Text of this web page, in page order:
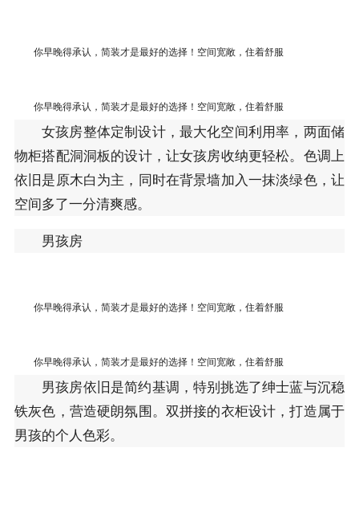
你早晚得承认，简装才是最好的选择！空间宽敞，住着舒服
你早晚得承认，简装才是最好的选择！空间宽敞，住着舒服
女孩房整体定制设计，最大化空间利用率，两面储
物柜搭配洞洞板的设计，让女孩房收纳更轻松。色调上
依旧是原木白为主，同时在背景墙加入一抹淡绿色，让
空间多了一分清爽感。
男孩房
你早晚得承认，简装才是最好的选择！空间宽敞，住着舒服
你早晚得承认，简装才是最好的选择！空间宽敞，住着舒服
男孩房依旧是简约基调，特别挑选了绅士蓝与沉稳
铁灰色，营造硬朗氛围。双拼接的衣柜设计，打造属于
男孩的个人色彩。